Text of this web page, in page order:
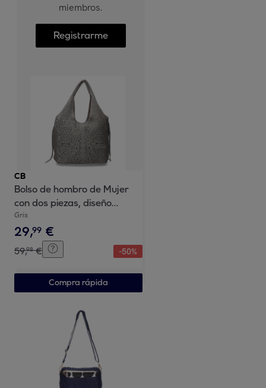
miembros.
Registrarme
CB
Bolso de hombro de Mujer
con dos piezas, diseño
moderno con detalles en los
laterales
Gris
29,99 €
59,98 € -50%
Compra rápida